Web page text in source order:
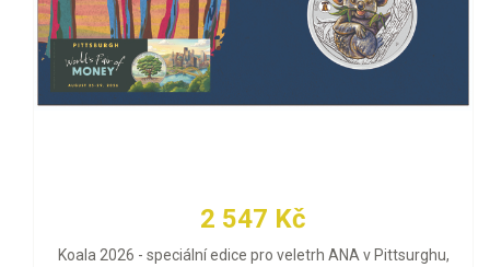
2 547 Kč
Koala 2026 - speciální edice pro veletrh ANA v Pittsurghu,